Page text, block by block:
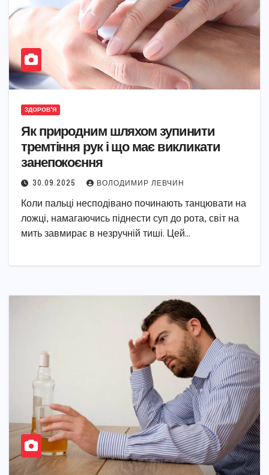
ЗДОРОВ'Я
Як природним шляхом зупинити
тремтіння рук і що має викликати
занепокоєння
30.09.2025 ВОЛОДИМИР ЛЕВЧИН
Коли пальці несподівано починають танцювати на
ложці, намагаючись піднести суп до рота, світ на
мить завмирає в незручній тиші. Цей…